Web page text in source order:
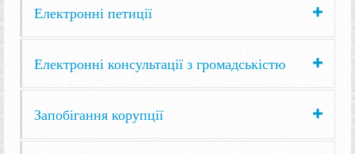
Електронні петиції
Електронні консультації з громадськістю
Запобігання корупції